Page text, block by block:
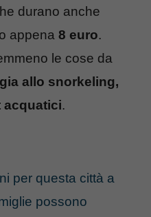
durano anche
appena 8 euro.
le cose da
allo snorkeling,
acquatici.
per questa città a
possono